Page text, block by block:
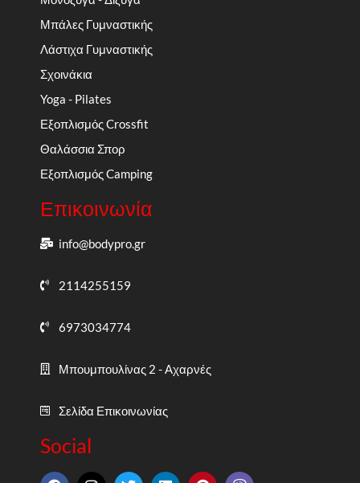
Μπάλες Γυμναστικής
Λάστιχα Γυμναστικής
Σχοινάκια
Yoga - Pilates
Εξοπλισμός Crossfit
Θαλάσσια Σπορ
Εξοπλισμός Camping
Επικοινωνία
info@bodypro.gr
2114255159
6973034774
Μπουμπουλίνας 2 - Αχαρνές
Σελίδα Επικοινωνίας
Social